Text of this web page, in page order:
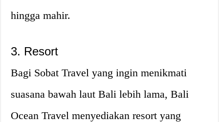
hingga mahir.
3. Resort
Bagi Sobat Travel yang ingin menikmati
suasana bawah laut Bali lebih lama, Bali
Ocean Travel menyediakan resort yang